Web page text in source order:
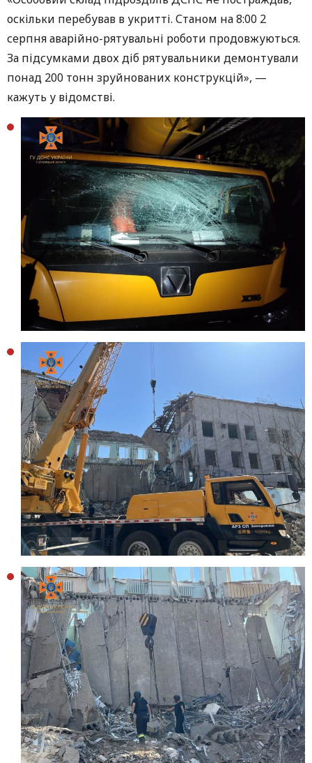
оскільки перебував в укритті. Станом на 8:00 2
серпня аварійно-рятувальні роботи продовжуються.
За підсумками двох діб рятувальники демонтували
понад 200 тонн зруйнованих конструкцій», —
кажуть у відомстві.